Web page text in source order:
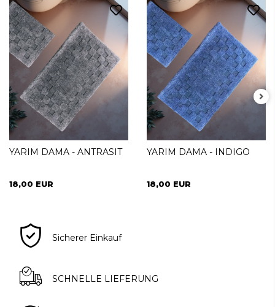
YARIM DAMA - ANTRASIT
18,00 EUR
YARIM DAMA - INDIGO
18,00 EUR
Sicherer Einkauf
SCHNELLE LIEFERUNG